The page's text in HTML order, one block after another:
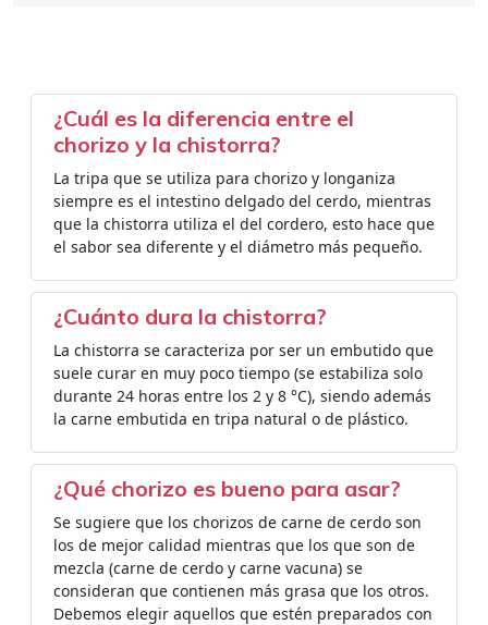
¿Cuál es la diferencia entre el
chorizo y la chistorra?
La tripa que se utiliza para chorizo y longaniza
siempre es el intestino delgado del cerdo, mientras
que la chistorra utiliza el del cordero, esto hace que
el sabor sea diferente y el diámetro más pequeño.
¿Cuánto dura la chistorra?
La chistorra se caracteriza por ser un embutido que
suele curar en muy poco tiempo (se estabiliza solo
durante 24 horas entre los 2 y 8 °C), siendo además
la carne embutida en tripa natural o de plástico.
¿Qué chorizo es bueno para asar?
Se sugiere que los chorizos de carne de cerdo son
los de mejor calidad mientras que los que son de
mezcla (carne de cerdo y carne vacuna) se
consideran que contienen más grasa que los otros.
Debemos elegir aquellos que estén preparados con